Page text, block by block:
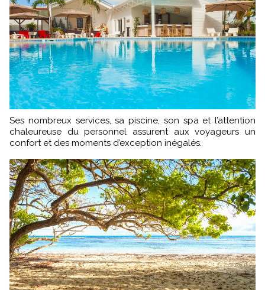
Ses nombreux services, sa piscine, son spa et l’attention
chaleureuse du personnel assurent aux voyageurs un
confort et des moments d’exception inégalés.